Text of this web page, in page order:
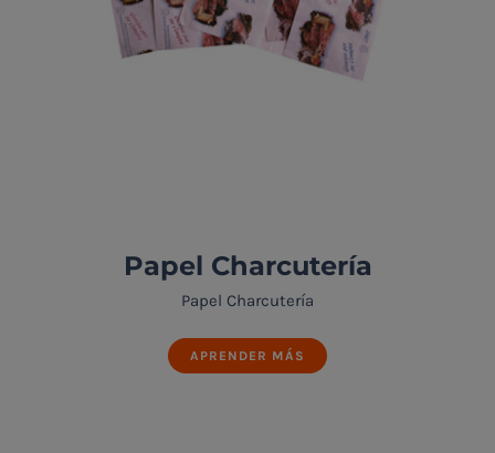
Papel Charcutería
Papel Charcutería
APRENDER MÁS